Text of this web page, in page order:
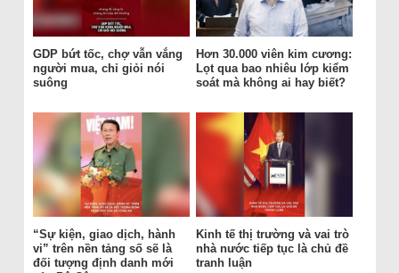
GDP bứt tốc, chợ vẫn vắng
người mua, chỉ giỏi nói
suông
Hơn 30.000 viên kim cương:
Lọt qua bao nhiêu lớp kiểm
soát mà không ai hay biết?
“Sự kiện, giao dịch, hành
vi” trên nền tảng số sẽ là
đối tượng định danh mới
Kinh tế thị trường và vai trò
nhà nước tiếp tục là chủ đề
tranh luận